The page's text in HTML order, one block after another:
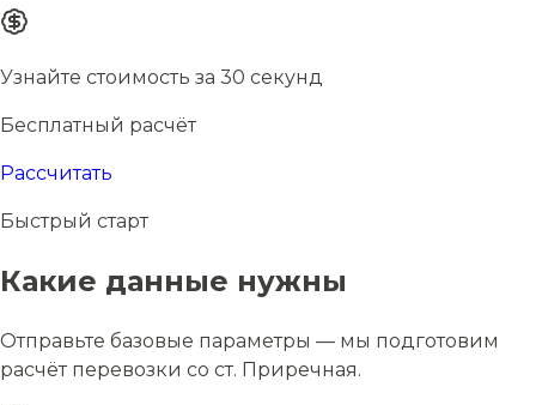
Узнайте стоимость за 30 секунд
Бесплатный расчёт
Рассчитать
Быстрый старт
Какие данные нужны
Отправьте базовые параметры — мы подготовим
расчёт перевозки со ст. Приречная.